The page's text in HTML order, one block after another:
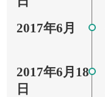
2017年6月
2017年6月18
日